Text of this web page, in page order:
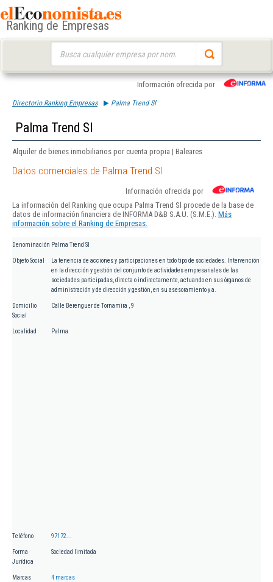
Ranking de Empresas
Información ofrecida por
Directorio Ranking Empresas Palma Trend Sl
Palma Trend Sl
Alquiler de bienes inmobiliarios por cuenta propia | Baleares
Datos comerciales de Palma Trend Sl
Información ofrecida por
La información del Ranking que ocupa Palma Trend Sl procede de la base de
datos de información financiera de INFORMA D&B S.A.U. (S.M.E.). Más
información sobre el Ranking de Empresas.
Denominación Palma Trend Sl
Objeto Social
La tenencia de acciones y participaciones en todo tipo de sociedades. Intervención
en la dirección y gestión del conjunto de actividades empresariales de las
sociedades participadas, directa o indirectamente, actuando en sus órganos de
administración y de dirección y gestión, en su asesoramiento y a.
Domicilio
Social
Calle Berenguer de Tornamira , 9
Localidad Palma
Teléfono 97172...
Forma
Jurídica
Sociedad limitada
Marcas 4 marcas